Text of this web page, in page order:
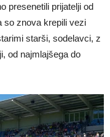
presenetili prijatelji od
so znova krepili vezi
starši, sodelavci, z
od najmlajšega do